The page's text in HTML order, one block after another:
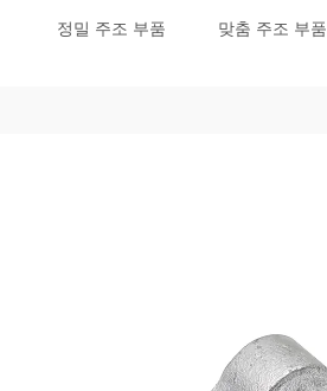
정밀 주조 부품 맞춤 주조 부품